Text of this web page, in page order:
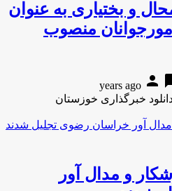
و بختیاری به عنوان
منصوب
person
و مدال آور